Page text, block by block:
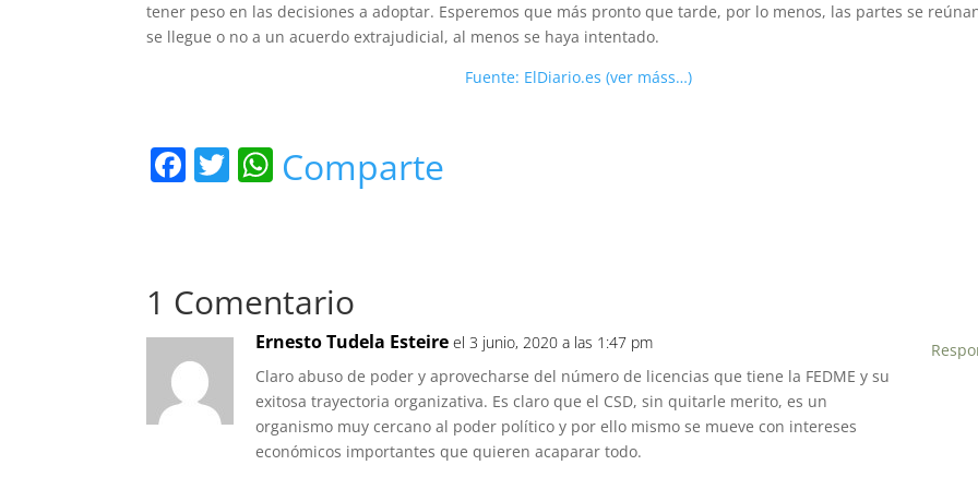
tener peso en las decisiones a adoptar. Esperemos que más pronto que tarde, por lo menos, las partes se
se llegue o no a un acuerdo extrajudicial, al menos se haya intentado.
Fuente: ElDiario.es (ver máss…)
F
b
o
o
k
T W
A
p
p
Comparte
1 Comentario
Ernesto Tudela Esteire el 3 junio, 2020 a las 1:47 pm
Claro abuso de poder y aprovecharse del número de licencias que tiene la FEDME y su
exitosa trayectoria organizativa. Es claro que el CSD, sin quitarle merito, es un
organismo muy cercano al poder político y por ello mismo se mueve con intereses
económicos importantes que quieren acaparar todo.